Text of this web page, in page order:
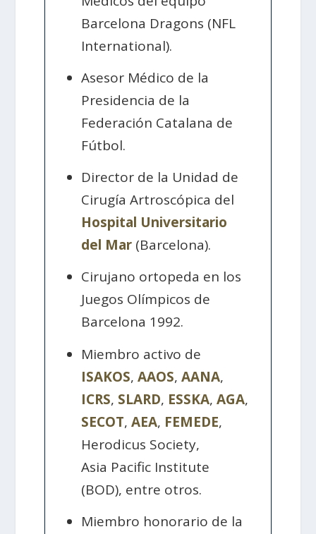
Barcelona Dragons (NFL
International).
Asesor Médico de la
Presidencia de la
Federación Catalana de
Fútbol.
Director de la Unidad de
Cirugía Artroscópica del
Hospital Universitario
del Mar (Barcelona).
Cirujano ortopeda en los
Juegos Olímpicos de
Barcelona 1992.
Miembro activo de
ISAKOS,AAOS,AANA,
ICRS, SLARD, ESSKA,AGA,
SECOT,AEA, FEMEDE,
Herodicus Society,
Asia Pacific Institute
(BOD), entre otros.
Miembro honorario de la